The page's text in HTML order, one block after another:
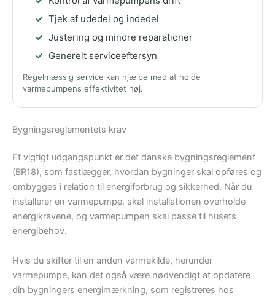
Tjek af udedel og indedel
Justering og mindre reparationer
Generelt serviceeftersyn
Regelmæssig service kan hjælpe med at holde
varmepumpens effektivitet høj.
Bygningsreglementets krav
Et vigtigt udgangspunkt er det danske bygningsreglement
(BR18), som fastlægger, hvordan bygninger skal opføres og
ombygges i relation til energiforbrug og sikkerhed. Når du
installerer en varmepumpe, skal installationen overholde
energikravene, og varmepumpen skal passe til husets
energibehov.
Hvis du skifter til en anden varmekilde, herunder
varmepumpe, kan det også være nødvendigt at opdatere
din bygningers energimærkning, som registreres hos